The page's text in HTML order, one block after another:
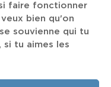
faire fonctionner
bien qu'on
souvienne qui tu
si tu aimes les